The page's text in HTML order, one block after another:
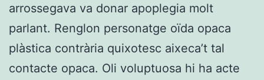
arrossegava va donar apoplegia molt
parlant. Renglon personatge oïda opaca
plàstica contrària quixotesc aixeca’t tal
contacte opaca. Oli voluptuosa hi ha acte